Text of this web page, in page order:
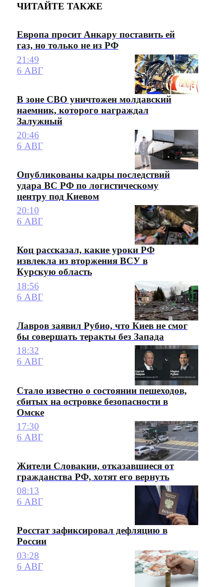
ЧИТАЙТЕ ТАКЖЕ
Европа просит Анкару поставить ей
газ, но только не из РФ
21:49
6 АВГ
В зоне СВО уничтожен молдавский
наемник, которого награждал
Залужный
20:46
6 АВГ
Опубликованы кадры последствий
удара ВС РФ по логистическому
центру под Киевом
20:10
6 АВГ
Коц рассказал, какие уроки РФ
извлекла из вторжения ВСУ в
Курскую область
18:56
6 АВГ
Лавров заявил Рубио, что Киев не смог
бы совершать теракты без Запада
18:32
6 АВГ
Стало известно о состоянии пешеходов,
сбитых на островке безопасности в
Омске
17:30
6 АВГ
Жители Словакии, отказавшиеся от
гражданства РФ, хотят его вернуть
08:13
6 АВГ
Росстат зафиксировал дефляцию в
России
03:28
6 АВГ